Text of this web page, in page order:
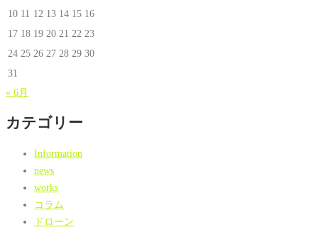
10 11 12 13 14 15 16
17 18 19 20 21 22 23
24 25 26 27 28 29 30
31
« 6月
カテゴリー
Information
news
works
コラム
ドローン